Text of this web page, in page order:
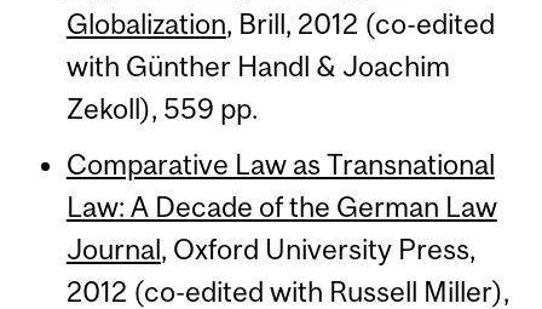
Globalization, Brill, 2012 (co-edited
with Günther Handl & Joachim
Zekoll), 559 pp.
Comparative Law as Transnational
Law: A Decade of the German Law
Journal, Oxford University Press,
2012 (co-edited with Russell Miller),